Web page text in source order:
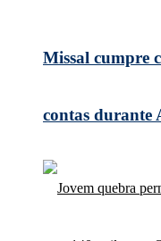
Missal cumpre
contas durante